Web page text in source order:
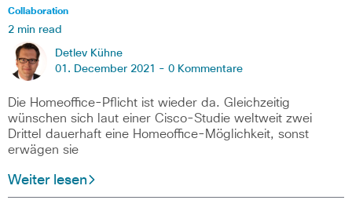
Collaboration
2 min read
Detlev Kühne
01. December 2021 - 0 Kommentare
Die Homeoffice-Pflicht ist wieder da. Gleichzeitig
wünschen sich laut einer Cisco-Studie weltweit zwei
Drittel dauerhaft eine Homeoffice-Möglichkeit, sonst
erwägen sie
Weiter lesen